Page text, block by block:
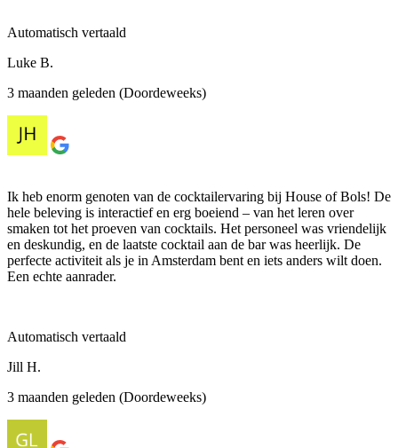
Automatisch vertaald
Luke B.
3 maanden geleden (Doordeweeks)
Ik heb enorm genoten van de cocktailervaring bij House of Bols! De
hele beleving is interactief en erg boeiend – van het leren over
smaken tot het proeven van cocktails. Het personeel was vriendelijk
en deskundig, en de laatste cocktail aan de bar was heerlijk. De
perfecte activiteit als je in Amsterdam bent en iets anders wilt doen.
Een echte aanrader.
Automatisch vertaald
Jill H.
3 maanden geleden (Doordeweeks)